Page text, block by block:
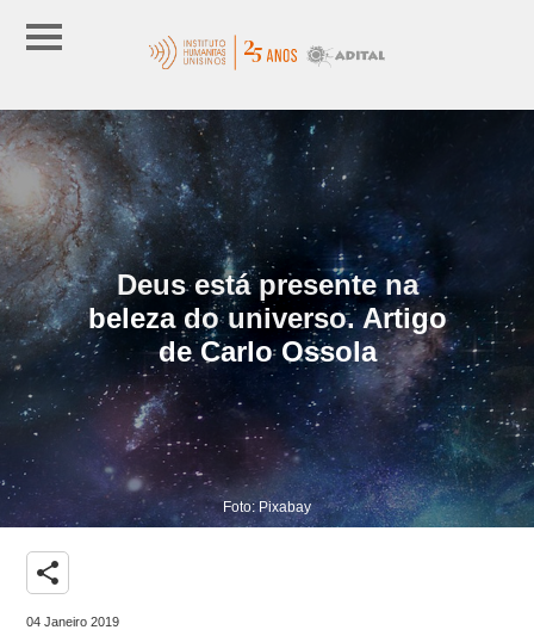
Deus está presente na
beleza do universo. Artigo
de Carlo Ossola
Foto: Pixabay
share
04 Janeiro 2019